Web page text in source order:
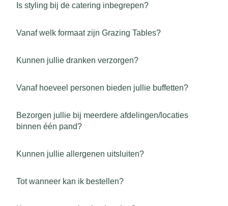
Is styling bij de catering inbegrepen?
Vanaf welk formaat zijn Grazing Tables?
Kunnen jullie dranken verzorgen?
Vanaf hoeveel personen bieden jullie buffetten?
Bezorgen jullie bij meerdere afdelingen/locaties
binnen één pand?
Kunnen jullie allergenen uitsluiten?
Tot wanneer kan ik bestellen?